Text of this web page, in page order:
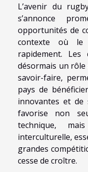
L’avenir du
s’annonce
opportunités de
contexte où le
rapidement.
désormais un rôle
savoir-faire,
pays de
innovantes et de
favorise non
technique,
interculturelle,
grandes
cesse de croître.